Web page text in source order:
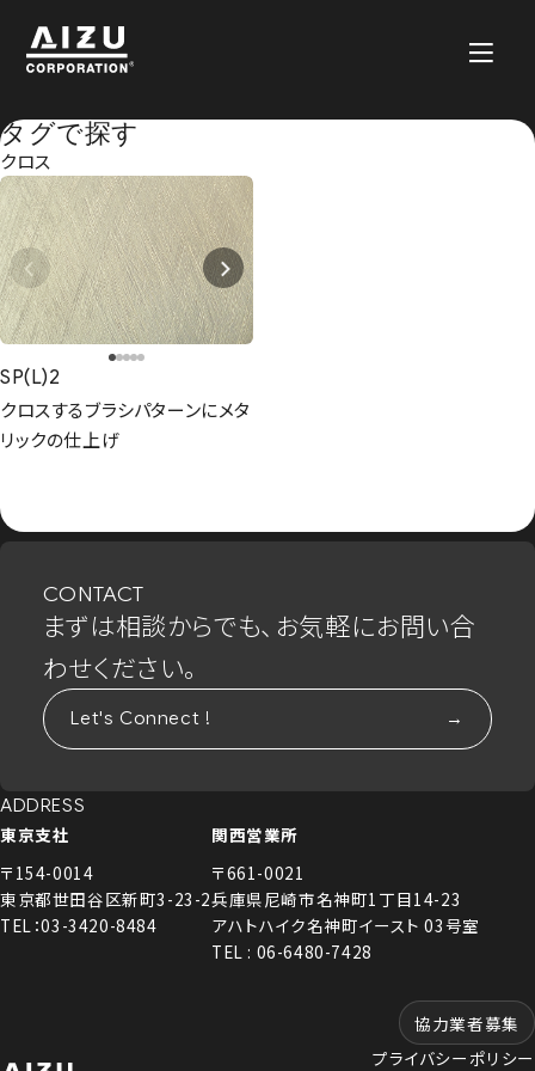
タグで探す
クロス
SP(L)2
クロスするブラシパターンにメタ
リックの仕上げ
CONTACT
まずは相談からでも、お気軽にお問い合
わせください。
Let's Connect !
ADDRESS
東京支社
〒154-0014
東京都世田谷区新町3-23-2
TEL：03-3420-8484
関西営業所
〒661-0021
兵庫県尼崎市名神町1丁目14-23
アハトハイク名神町イースト 03号室
TEL : 06-6480-7428
協力業者募集
プライバシーポリシー